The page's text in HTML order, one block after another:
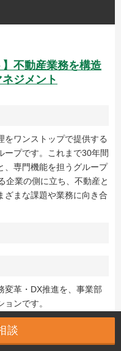
】不動産業務を構造
ジメント
をワンストップで提供する
ープです。これまで30年間
、専門機能を担うグループ
企業の側に立ち、不動産と
ざまな課題や業務に向き合
変革・DX推進を、事業部
ンです。
入り込み、デジタルの力で
していきます。
場の課題を本質的に捉え、
談